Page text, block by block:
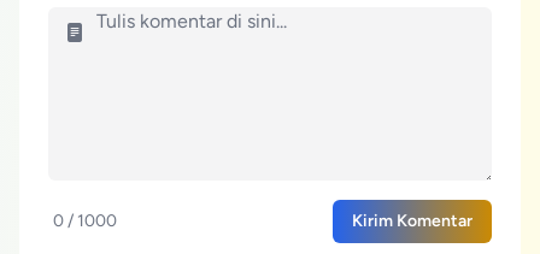
0 / 1000 Kirim Komentar